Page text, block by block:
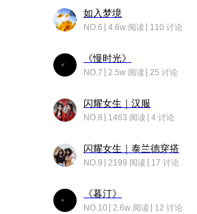
如入梦境
NO.6 4.6w 阅读 110 讨论
《慢时光》
NO.7 2.5w 阅读 25 讨论
闪耀女生｜汉服
NO.8 1463 阅读 4 讨论
闪耀女生｜泰兰德穿搭
NO.9 2199 阅读 17 讨论
《暮汀》
NO.10 2.6w 阅读 12 讨论